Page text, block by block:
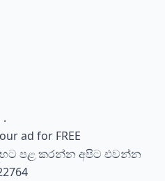
.
ad for FREE
පළ කරන්න අපිට එවන්න